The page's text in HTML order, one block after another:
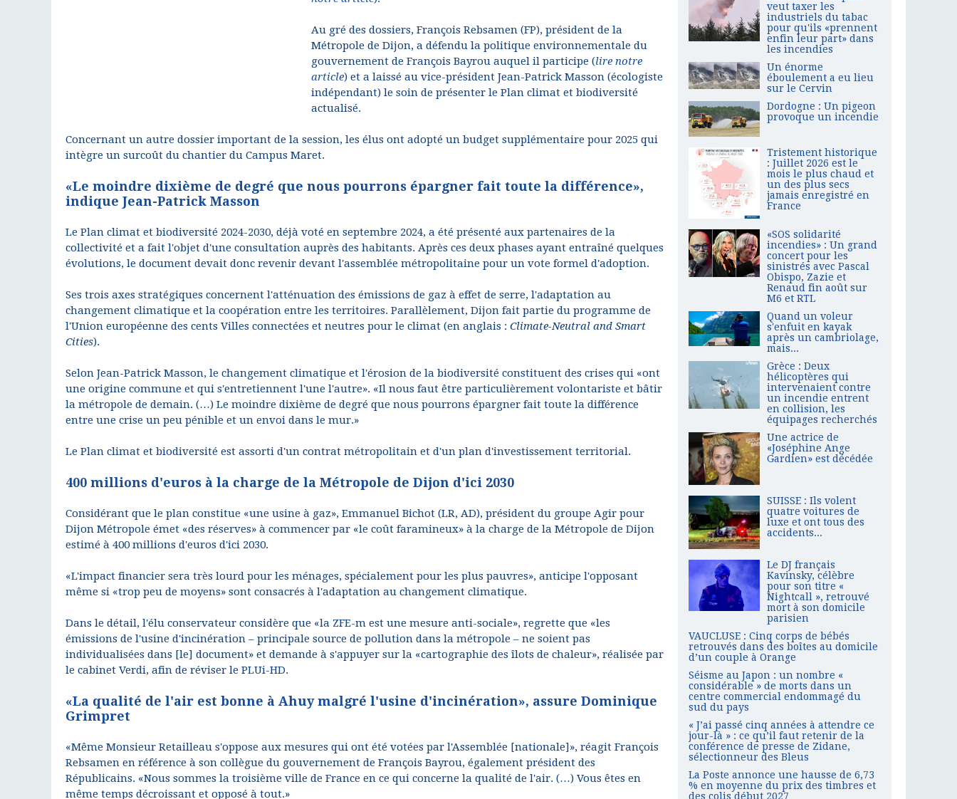
Au gré des dossiers, François Rebsamen (FP), président de la
Métropole de Dijon, a défendu la politique environnementale du
gouvernement de François Bayrou auquel il participe (lire notre
article) et a laissé au vice-président Jean-Patrick Masson (écologiste
indépendant) le soin de présenter le Plan climat et biodiversité
actualisé.
Concernant un autre dossier important de la session, les élus ont adopté un budget supplémentaire pour 2025 qui
intègre un surcoût du chantier du Campus Maret.
«Le moindre dixième de degré que nous pourrons épargner fait toute la différence»,
indique Jean-Patrick Masson
Le Plan climat et biodiversité 2024-2030, déjà voté en septembre 2024, a été présenté aux partenaires de la
collectivité et a fait l'objet d'une consultation auprès des habitants. Après ces deux phases ayant entraîné quelques
évolutions, le document devait donc revenir devant l'assemblée métropolitaine pour un vote formel d'adoption.
Ses trois axes stratégiques concernent l'atténuation des émissions de gaz à effet de serre, l'adaptation au
changement climatique et la coopération entre les territoires. Parallèlement, Dijon fait partie du programme de
l'Union européenne des cents Villes connectées et neutres pour le climat (en anglais : Climate-Neutral and Smart
Cities).
Selon Jean-Patrick Masson, le changement climatique et l'érosion de la biodiversité constituent des crises qui «ont
une origine commune et qui s'entretiennent l'une l'autre». «Il nous faut être particulièrement volontariste et bâtir
la métropole de demain. (…) Le moindre dixième de degré que nous pourrons épargner fait toute la différence
entre une crise un peu pénible et un envoi dans le mur.»
Le Plan climat et biodiversité est assorti d'un contrat métropolitain et d'un plan d'investissement territorial.
400 millions d'euros à la charge de la Métropole de Dijon d'ici 2030
Considérant que le plan constitue «une usine à gaz», Emmanuel Bichot (LR, AD), président du groupe Agir pour
Dijon Métropole émet «des réserves» à commencer par «le coût faramineux» à la charge de la Métropole de Dijon
estimé à 400 millions d'euros d'ici 2030.
«L'impact financier sera très lourd pour les ménages, spécialement pour les plus pauvres», anticipe l'opposant
même si «trop peu de moyens» sont consacrés à l'adaptation au changement climatique.
Dans le détail, l'élu conservateur considère que «la ZFE-m est une mesure anti-sociale», regrette que «les
émissions de l'usine d'incinération – principale source de pollution dans la métropole – ne soient pas
individualisées dans [le] document» et demande à s'appuyer sur la «cartographie des îlots de chaleur», réalisée par
le cabinet Verdi, afin de réviser le PLUi-HD.
«La qualité de l'air est bonne à Ahuy malgré l'usine d'incinération», assure Dominique
Grimpret
«Même Monsieur Retailleau s'oppose aux mesures qui ont été votées par l'Assemblée [nationale]», réagit François
Rebsamen en référence à son collègue du gouvernement de François Bayrou, également président des
Républicains. «Nous sommes la troisième ville de France en ce qui concerne la qualité de l'air. (…) Vous êtes en
même temps décroissant et opposé à tout.»
veut taxer les
industriels du tabac
pour qu'ils «prennent
enfin leur part» dans
les incendies
Un énorme
éboulement a eu lieu
sur le Cervin
Dordogne : Un pigeon
provoque un incendie
Tristement historique
: Juillet 2026 est le
mois le plus chaud et
un des plus secs
jamais enregistré en
France
«SOS solidarité
incendies» : Un grand
concert pour les
sinistrés avec Pascal
Obispo, Zazie et
Renaud fin août sur
M6 et RTL
Quand un voleur
s'enfuit en kayak
après un cambriolage,
mais...
Grèce : Deux
hélicoptères qui
intervenaient contre
un incendie entrent
en collision, les
équipages recherchés
Une actrice de
«Joséphine Ange
Gardien» est décédée
SUISSE : Ils volent
quatre voitures de
luxe et ont tous des
accidents...
Le DJ français
Kavinsky, célèbre
pour son titre «
Nightcall », retrouvé
mort à son domicile
parisien
VAUCLUSE : Cinq corps de bébés
retrouvés dans des boîtes au domicile
d’un couple à Orange
Séisme au Japon : un nombre «
considérable » de morts dans un
centre commercial endommagé du
sud du pays
« J’ai passé cinq années à attendre ce
jour-là » : ce qu’il faut retenir de la
conférence de presse de Zidane,
sélectionneur des Bleus
La Poste annonce une hausse de 6,73
% en moyenne du prix des timbres et
des colis début 2027